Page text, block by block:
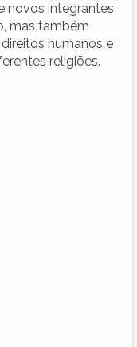
novos integrantes
mas também
humanos e
religiões.